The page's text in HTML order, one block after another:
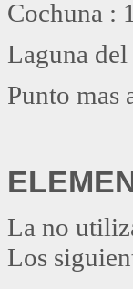
Cochuna :
Laguna
Punto mas
La no
Los